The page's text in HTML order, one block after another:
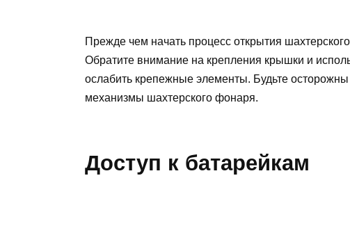
Прежде чем начать процесс открытия
Обратите внимание на крепления крышки и
ослабить крепежные элементы. Будьте
механизмы шахтерского фонаря.
Доступ к батарейкам